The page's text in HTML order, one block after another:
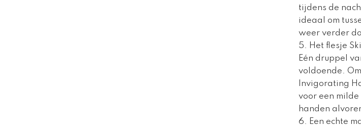
tijdens de
ideaal om
weer verder
5. Het flesje
Eén druppel
voldoende.
Invigorating
voor een
handen
6. Een echte